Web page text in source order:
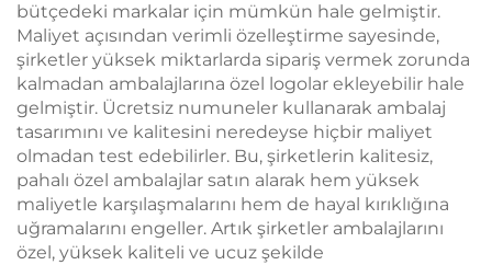
bütçedeki markalar için mümkün hale gelmiştir.
Maliyet açısından verimli özelleştirme sayesinde,
şirketler yüksek miktarlarda sipariş vermek zorunda
kalmadan ambalajlarına özel logolar ekleyebilir hale
gelmiştir. Ücretsiz numuneler kullanarak ambalaj
tasarımını ve kalitesini neredeyse hiçbir maliyet
olmadan test edebilirler. Bu, şirketlerin kalitesiz,
pahalı özel ambalajlar satın alarak hem yüksek
maliyetle karşılaşmalarını hem de hayal kırıklığına
uğramalarını engeller. Artık şirketler ambalajlarını
özel, yüksek kaliteli ve ucuz şekilde